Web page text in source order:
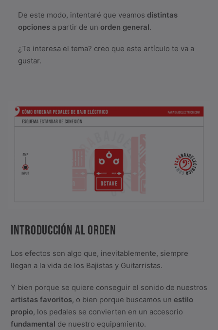
De este modo, intentaré que veamos distintas
opciones a partir de un orden general.
¿Te interesa el tema? creo que este artículo te va a
gustar.
INTRODUCCIÓN AL ORDEN
Los efectos son algo que, inevitablemente, siempre
llegan a la vida de los Bajistas y Guitarristas.
Y bien porque se quiere conseguir el sonido de nuestros
artistas favoritos, o bien porque buscamos un estilo
propio, los pedales se convierten en un accesorio
fundamental de nuestro equipamiento.